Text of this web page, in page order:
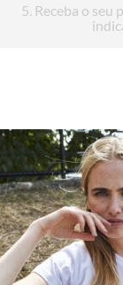
5. Receba o seu